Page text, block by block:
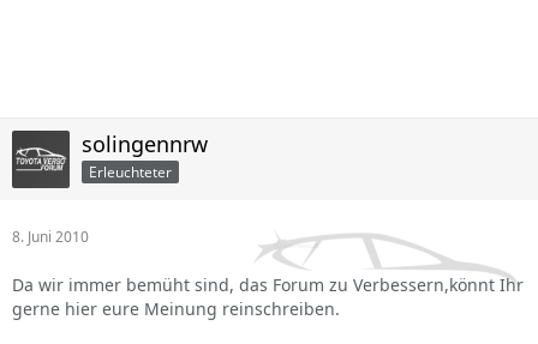
solingennrw
Erleuchteter
8. Juni 2010
Da wir immer bemüht sind, das Forum zu Verbessern,könnt Ihr
gerne hier eure Meinung reinschreiben.